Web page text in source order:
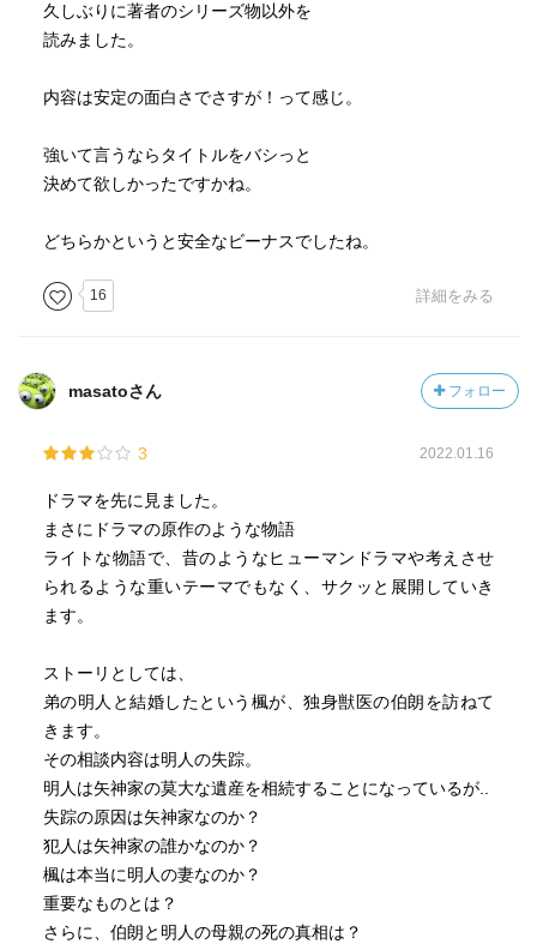
久しぶりに著者のシリーズ物以外を
読みました。
内容は安定の面白さでさすが！って感じ。
強いて言うならタイトルをバシっと
決めて欲しかったですかね。
どちらかというと安全なビーナスでしたね。
16 詳細をみる
masatoさん フォロー
3 2022.01.16
ドラマを先に見ました。
まさにドラマの原作のような物語
ライトな物語で、昔のようなヒューマンドラマや考えさせ
られるような重いテーマでもなく、サクッと展開していき
ます。
ストーリとしては、
弟の明人と結婚したという楓が、独身獣医の伯朗を訪ねて
きます。
その相談内容は明人の失踪。
明人は矢神家の莫大な遺産を相続することになっているが..
失踪の原因は矢神家なのか？
犯人は矢神家の誰かなのか？
楓は本当に明人の妻なのか？
重要なものとは？
さらに、伯朗と明人の母親の死の真相は？